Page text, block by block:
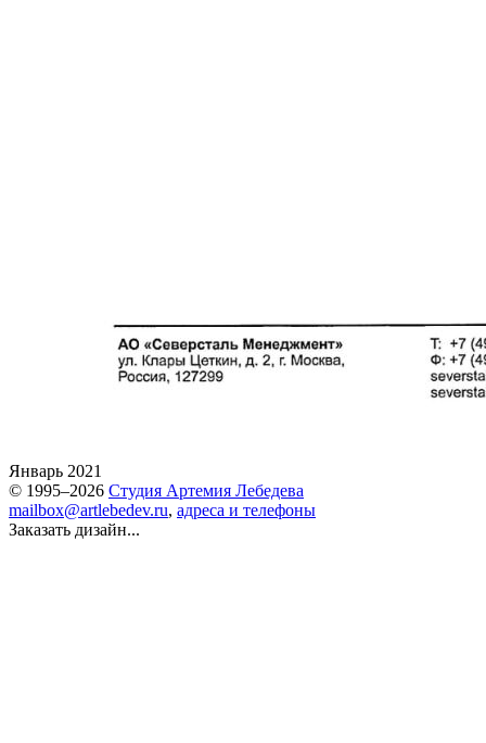
Январь 2021
© 1995–2026 Студия Артемия Лебедева
mailbox@artlebedev.ru, адреса и телефоны
Заказать дизайн...